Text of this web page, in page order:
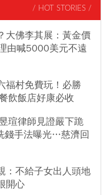
/ HOT STORIES /
大佛李其展：黃金價
由喊5000美元不遠
福村免費玩！必勝
飲飯店好康必收
瑄律師見證嚴下跪
錢手法曝光…慈濟回
：不給子女出人頭地
開心